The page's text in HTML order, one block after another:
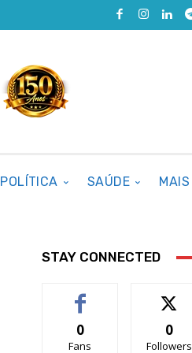
POLÍTICA SAÚDE MAIS
STAY CONNECTED
0
Fans
0
Followers